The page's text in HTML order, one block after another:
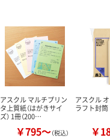
アスクル マルチプリン
タ上質紙（はがきサイ
ズ） 1冊（200…
￥795～（税込）
アスクル
ラフト封
￥